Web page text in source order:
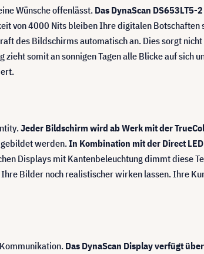
Wünsche offenlässt. Das DynaScan
von 4000 Nits bleiben Ihre digitalen
des Bildschirms automatisch an. Dies sorgt
somit an sonnigen Tagen alle Blicke auf sich
Jeder Bildschirm wird ab Werk mit der
werden.In Kombination mit der Direct
Displays mit Kantenbeleuchtung dimmt diese
Bilder noch realistischer wirken lassen. Ihre
Das DynaScan Display verfügt